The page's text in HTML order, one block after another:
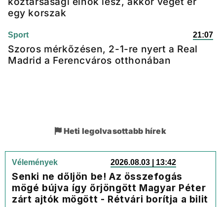
egy korszak
Sport 21:07
Szoros mérkőzésen, 2-1-re nyert a Real
Madrid a Ferencváros otthonában
Heti legolvasottabb hírek
Vélemények 2026.08.03 | 13:42
Senki ne dőljön be! Az összefogás
mögé bújva így őrjöngött Magyar Péter
zárt ajtók mögött - Rétvári borítja a bilit